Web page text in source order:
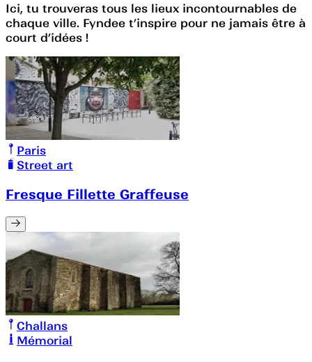
Ici, tu trouveras tous les lieux incontournables de
chaque ville. Fyndee t’inspire pour ne jamais être à
court d’idées !
Paris
Street art
Fresque Fillette Graffeuse
Challans
Mémorial